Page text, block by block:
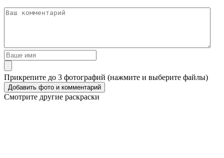
Прикрепите до 3 фотографий (нажмите и выберите файлы)
Смотрите другие раскраски